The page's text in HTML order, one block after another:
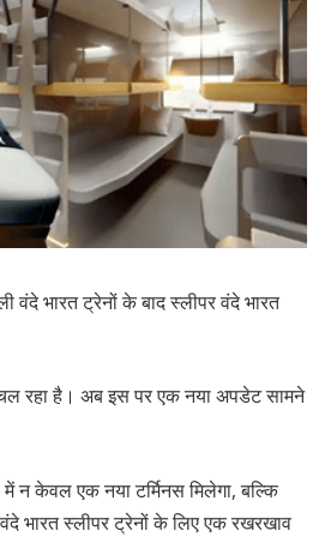
वंदे भारत ट्रेनों के बाद स्लीपर वंदे भारत
रहा है। अब इस पर एक नया अपडेट सामने
न केवल एक नया टर्मिनस मिलेगा, बल्कि
भारत स्लीपर ट्रेनों के लिए एक रखरखाव